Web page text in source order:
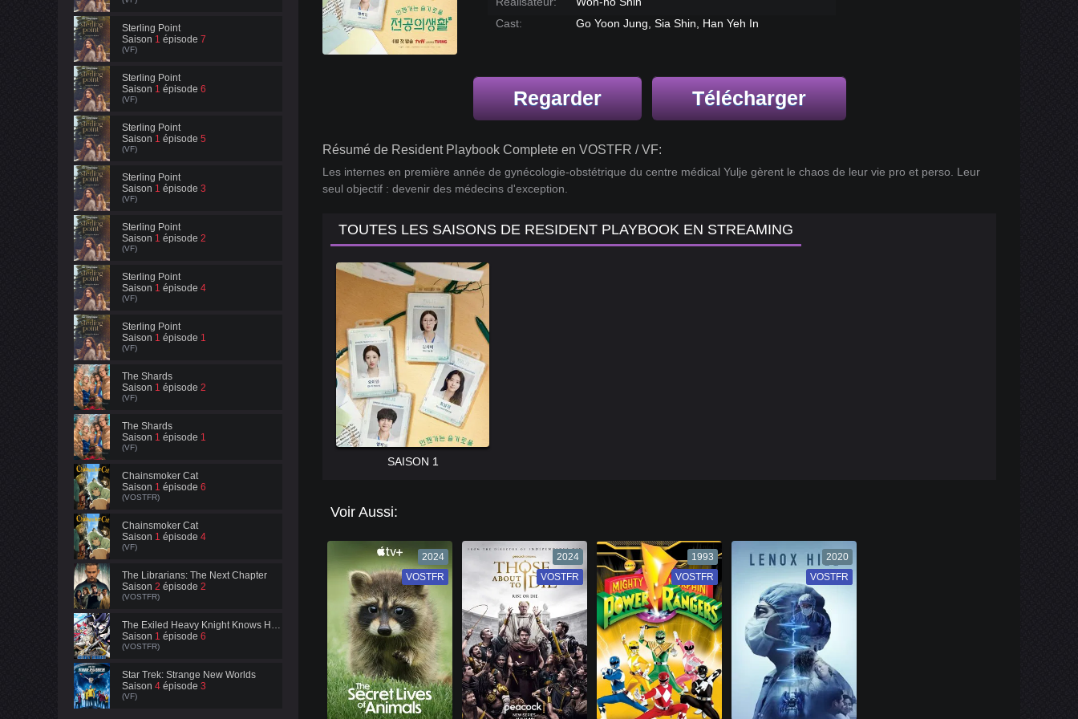
Sterling Point
Saison 1 épisode 7
(VF)
Sterling Point
Saison 1 épisode 6
(VF)
Sterling Point
Saison 1 épisode 5
(VF)
Sterling Point
Saison 1 épisode 3
(VF)
Sterling Point
Saison 1 épisode 2
(VF)
Sterling Point
Saison 1 épisode 4
(VF)
Sterling Point
Saison 1 épisode 1
(VF)
The Shards
Saison 1 épisode 2
(VF)
The Shards
Saison 1 épisode 1
(VF)
Chainsmoker Cat
Saison 1 épisode 6
(VOSTFR)
Chainsmoker Cat
Saison 1 épisode 4
(VF)
The Librarians: The Next Chapter
Saison 2 épisode 2
(VOSTFR)
The Exiled Heavy Knight Knows How to Game the System
Saison 1 épisode 6
(VOSTFR)
Star Trek: Strange New Worlds
Saison 4 épisode 3
(VF)
Cast:
Go Yoon Jung, Sia Shin, Han Yeh In
Regarder Télécharger
Résumé de Resident Playbook Complete en VOSTFR / VF:
Les internes en première année de gynécologie-obstétrique du centre médical Yulje gèrent le chaos de leur vie pro et perso. Leur
seul objectif : devenir des médecins d'exception.
TOUTES LES SAISONS DE RESIDENT PLAYBOOK EN STREAMING
SAISON 1
Voir Aussi:
2024
VF
VOSTFR
2024
VF
VOSTFR
1993
VF
VOSTFR
2020
VF
VOSTFR